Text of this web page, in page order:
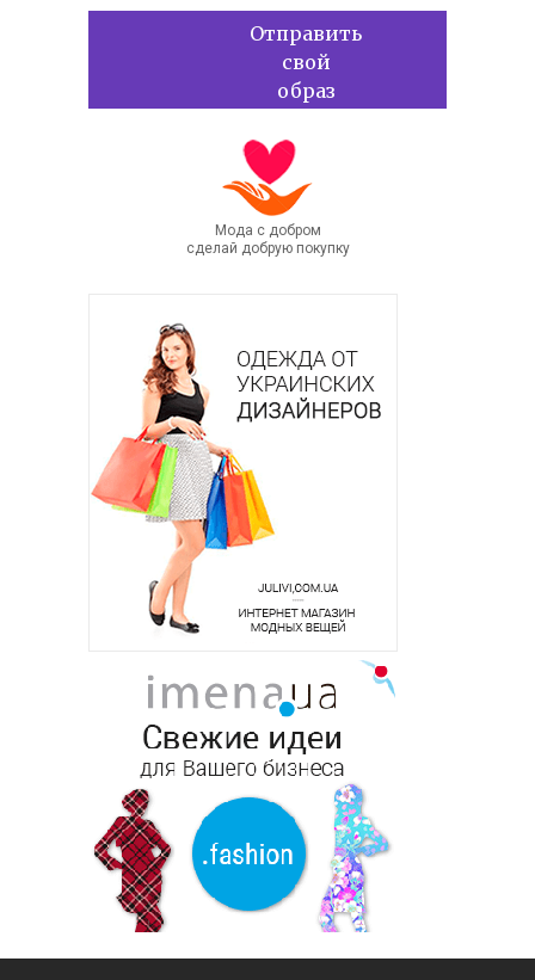
Отправить
свой
образ
Мода с добром
сделай добрую покупку